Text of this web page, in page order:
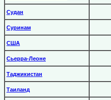
Судан
Суринам
США
Сьерра-Леоне
Таджикистан
Таиланд